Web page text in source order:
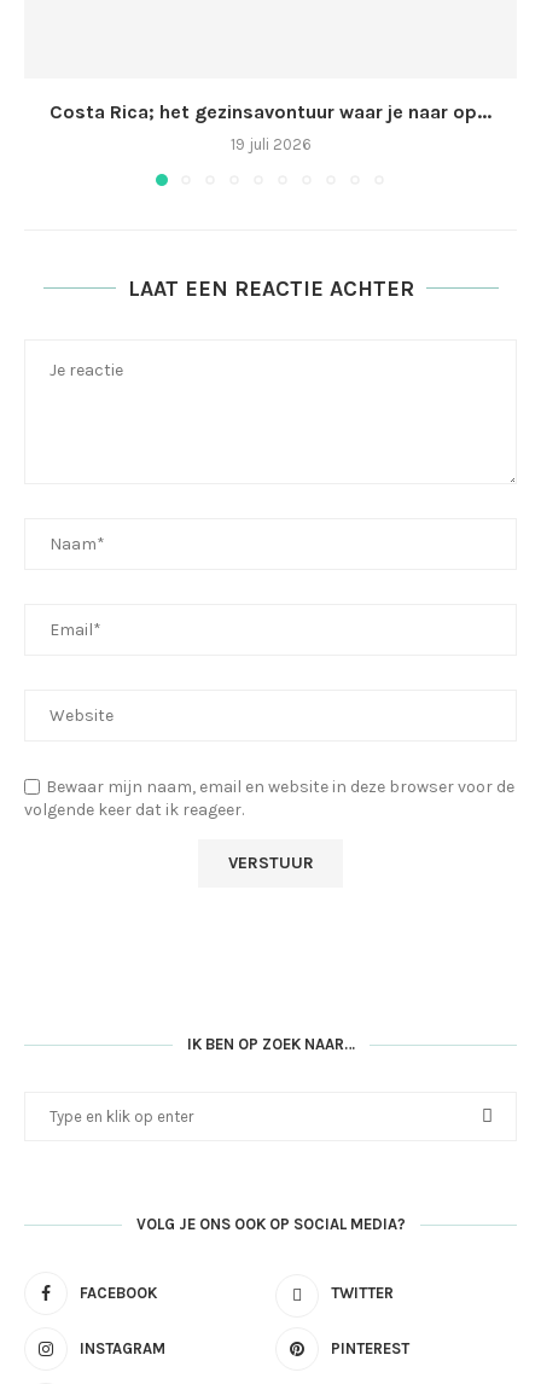
Costa Rica; het gezinsavontuur waar je naar op...
19 juli 2026
LAAT EEN REACTIE ACHTER
Bewaar mijn naam, email en website in deze browser voor de
volgende keer dat ik reageer.
IK BEN OP ZOEK NAAR…
VOLG JE ONS OOK OP SOCIAL MEDIA?
FACEBOOK TWITTER
INSTAGRAM PINTEREST